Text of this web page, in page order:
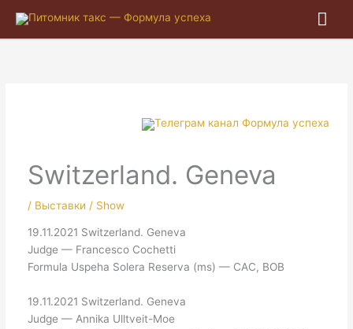
Switzerland. Geneva
/ Выставки / Show
19.11.2021 Switzerland. Geneva
Judge — Francesco Cochetti
Formula Uspeha Solera Reserva (ms) — CAC, BOB
19.11.2021 Switzerland. Geneva
Judge — Annika Ulltveit-Moe